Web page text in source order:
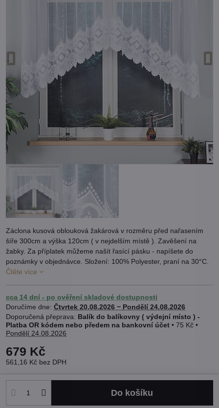
Záclona kusová oblouková žakárová v rozměru před nařasením
šíře 300cm a výška 120cm ( v nejdelším místě ). Zavěšení na
žabky. Za příplatek můžeme našít řasící pásku - napíšete do
poznámky v objednávce. Složení: 100% Polyester, praní na 30°C.
Čtěte více
cca 14 dní - po ověření skladové dostupnosti
Doručíme dne: Čtvrtek 20.08.2026 − Pondělí 24.08.2026
Balík do balíkovny ( výdejní místo ) -
Platba OR kódem nebo předem na bankovní účet • 75 Kč •
Pondělí 24.08.2026
679 Kč
561,16 Kč bez DPH
Do košíku